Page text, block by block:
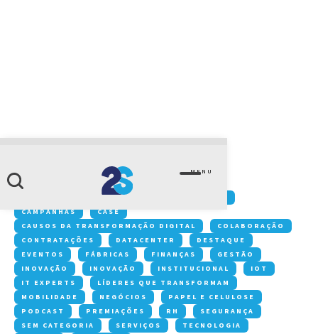
MENU
nuvem privada
ACONTECE NA 2S
CAMPANHAS
CASE
CAUSOS DA TRANSFORMAÇÃO DIGITAL
COLABORAÇÃO
CONTRATAÇÕES
DATACENTER
DESTAQUE
EVENTOS
FÁBRICAS FINANÇAS
GESTÃO
INOVAÇÃO
INOVAÇÃO INSTITUCIONAL
IOT
IT EXPERTS
LÍDERES QUE TRANSFORMAM
MOBILIDADE
NEGÓCIOS
PAPEL E CELULOSE
PODCAST
PREMIAÇÕES RH
SEGURANÇA
SEM CATEGORIA
SERVIÇOS
TECNOLOGIA